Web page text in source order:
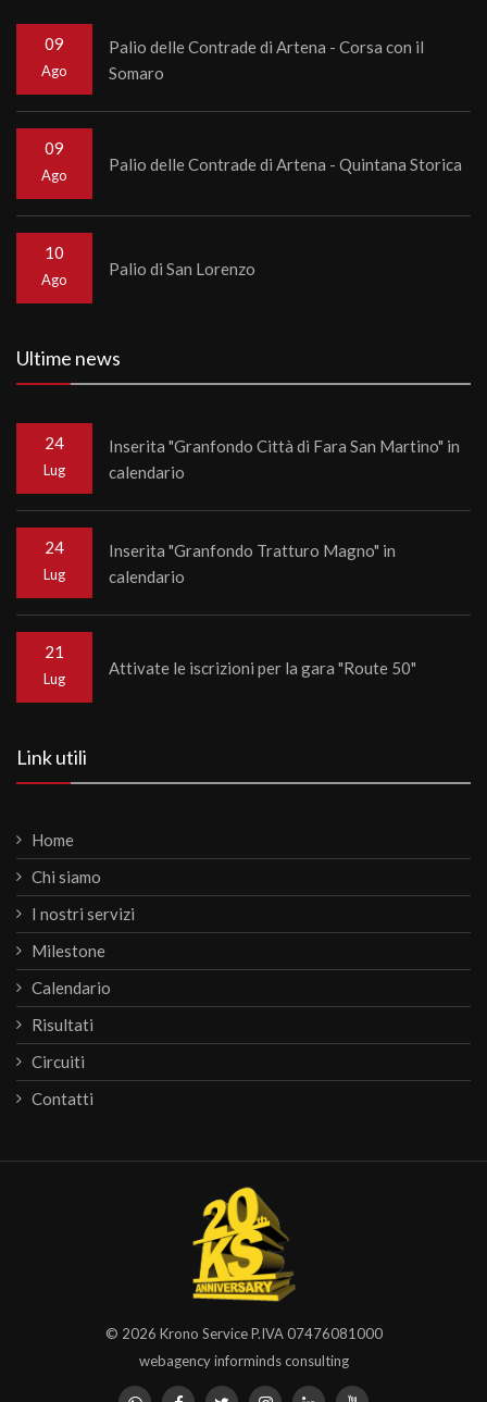
09
Ago
Palio delle Contrade di Artena - Corsa con il
Somaro
09
Ago
Palio delle Contrade di Artena - Quintana Storica
10
Ago
Palio di San Lorenzo
Ultime news
24
Lug
Inserita "Granfondo Città di Fara San Martino" in
calendario
24
Lug
Inserita "Granfondo Tratturo Magno" in
calendario
21
Lug
Attivate le iscrizioni per la gara "Route 50"
Link utili
Home
Chi siamo
I nostri servizi
Milestone
Calendario
Risultati
Circuiti
Contatti
© 2026 Krono ServiceP.IVA 07476081000
webagency informinds consulting